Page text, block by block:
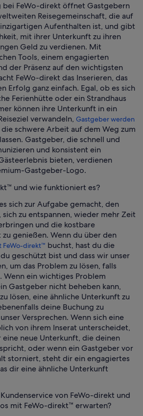
bei FeWo-direkt öffnet Gastgebern
Reisegemeinschaft, die auf
Aufenthalten ist, und gibt
mit ihrer Unterkunft zu ihren
Geld zu verdienen. Mit
Tools, einem engagierten
der Präsenz auf den wichtigsten
FeWo-direkt das Inserieren, das
Erfolg ganz einfach. Egal, ob es sich
Ferienhütte oder ein Strandhaus
können ihre Unterkunft in ein
verwandeln, Gastgeber werden
schwere Arbeit auf dem Weg zum
Gastgeber, die schnell und
und konsistent ein
bieten, verdienen
Gastgeber-Logo.
und wie funktioniert es?
sich zur Aufgabe gemacht, den
sich zu entspannen, wieder mehr Zeit
und die kostbare
genießen. Wenn du über den
FeWo-direkt™ buchst, hast du die
geschützt bist und dass wir unser
um das Problem zu lösen, falls
Wenn ein wichtiges Problem
Gastgeber nicht beheben kann,
lösen, eine ähnliche Unterkunft zu
deine Buchung zu
Versprechen. Wenn sich eine
von ihrem Inserat unterscheidet,
neue Unterkunft, die deinen
oder wenn ein Gastgeber vor
storniert, steht dir ein engagiertes
dir eine ähnliche Unterkunft
von FeWo-direkt und
mit FeWo-direkt™ erwarten?